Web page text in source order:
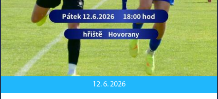
12. 6. 2026